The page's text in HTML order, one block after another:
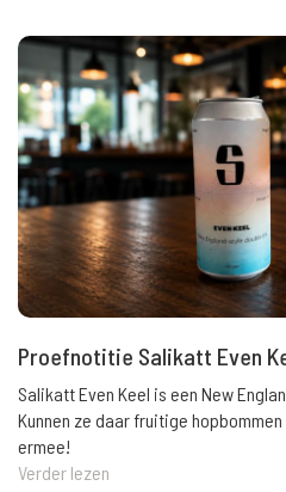
Proefnotitie Salikatt Even
Salikatt Even Keel is een New
Kunnen ze daar fruitige
ermee!
Verder lezen